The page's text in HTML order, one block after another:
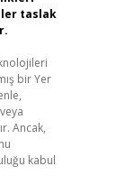
taslak
bir Yer
Ancak,
kabul